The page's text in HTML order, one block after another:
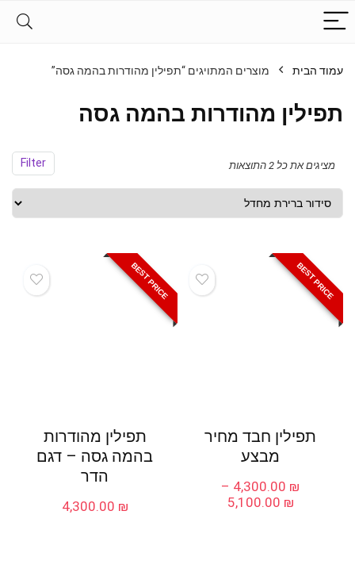
עמוד הבית מוצרים המתויגים “תפילין מהודרות בהמה גסה”
תפילין מהודרות בהמה גסה
Filter מציגים את כל ⁦2⁩ התוצאות
BEST PRICE
תפילין חבד מחיר
מבצע
4,300.00 ₪
–
5,100.00 ₪
BEST PRICE
תפילין מהודרות
בהמה גסה – דגם
הדר
4,300.00 ₪